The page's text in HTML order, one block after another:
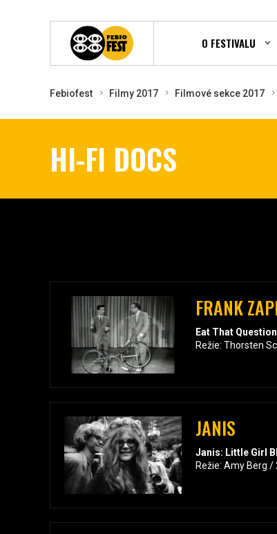
O FESTIVALU
Febiofest Filmy 2017 Filmové sekce 2017
HI-FI DOCS
FRANK
Eat That
Režie: Thorsten
JANIS
Janis: Little Girl
Režie: Amy Berg